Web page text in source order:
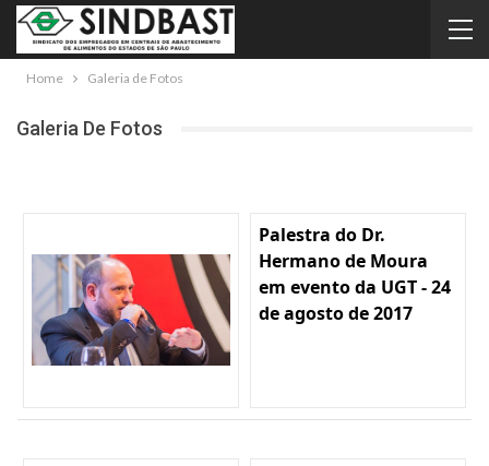
Home Galeria de Fotos
Galeria De Fotos
Palestra do Dr.
Hermano de Moura
em evento da UGT - 24
de agosto de 2017